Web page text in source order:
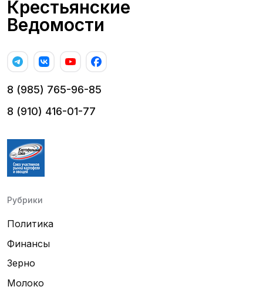
Крестьянские
Ведомости
8 (985) 765-96-85
8 (910) 416-01-77
Рубрики
Политика
Финансы
Зерно
Молоко